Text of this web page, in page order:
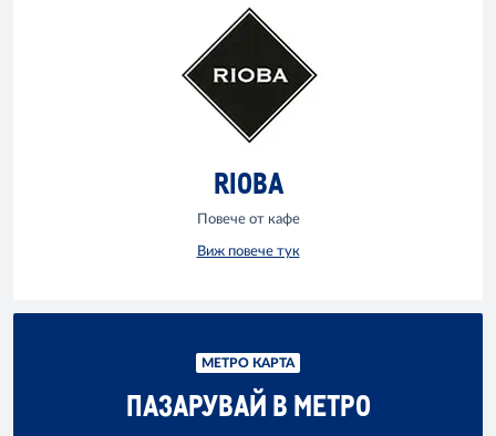
RIOBA
Повече от кафе
Виж повече тук
МЕТРО КАРТА
ПАЗАРУВАЙ В МЕТРО